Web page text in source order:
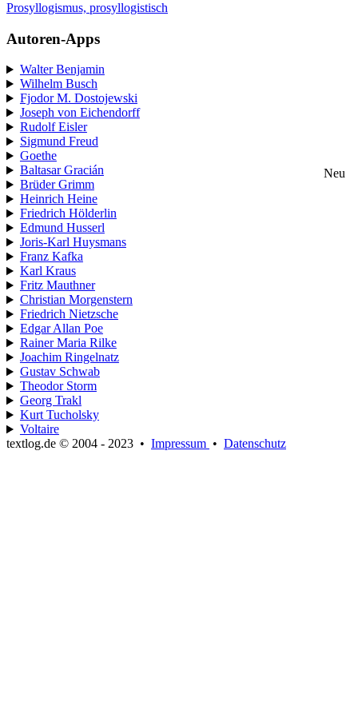
Prosyllogismus, prosyllogistisch
Autoren-Apps
Walter Benjamin
Wilhelm Busch
Fjodor M. Dostojewski
Joseph von Eichendorff
Rudolf Eisler
Sigmund Freud
Goethe
Baltasar Gracián
Neu
Brüder Grimm
Heinrich Heine
Friedrich Hölderlin
Edmund Husserl
Joris-Karl Huysmans
Franz Kafka
Karl Kraus
Fritz Mauthner
Christian Morgenstern
Friedrich Nietzsche
Edgar Allan Poe
Rainer Maria Rilke
Joachim Ringelnatz
Gustav Schwab
Theodor Storm
Georg Trakl
Kurt Tucholsky
Voltaire
textlog.de © 2004 - 2023 • Impressum • Datenschutz